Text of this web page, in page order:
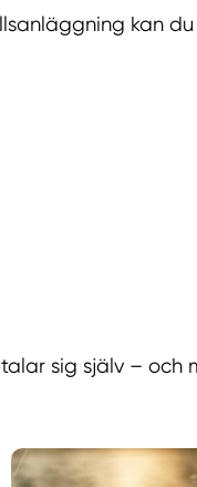
kan
sig själv – och